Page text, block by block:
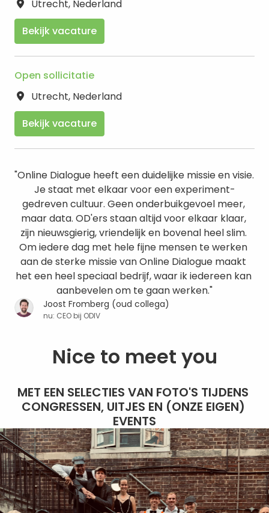
Utrecht, Nederland
Bekijk vacature
Open sollicitatie
Utrecht, Nederland
Bekijk vacature
"Online Dialogue heeft een duidelijke missie en visie.
Je staat met elkaar voor een experiment-
gedreven cultuur. Geen onderbuikgevoel meer,
maar data. OD'ers staan altijd voor elkaar klaar,
zijn nieuwsgierig, vriendelijk en bovenal heel slim.
Om iedere dag met hele fijne mensen te werken
aan de sterke missie van Online Dialogue maakt
het een heel speciaal bedrijf, waar ik iedereen kan
aanbevelen om te gaan werken."
Joost Fromberg (oud collega)
nu: CEO bij ODIV
Nice to meet you
MET EEN SELECTIES VAN FOTO'S TIJDENS
CONGRESSEN, UITJES EN (ONZE EIGEN)
EVENTS